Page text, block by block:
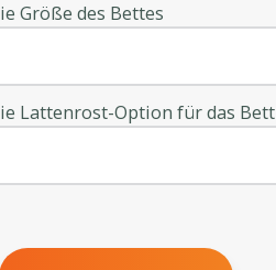
Größe des Bettes
Lattenrost-Option für das Bett